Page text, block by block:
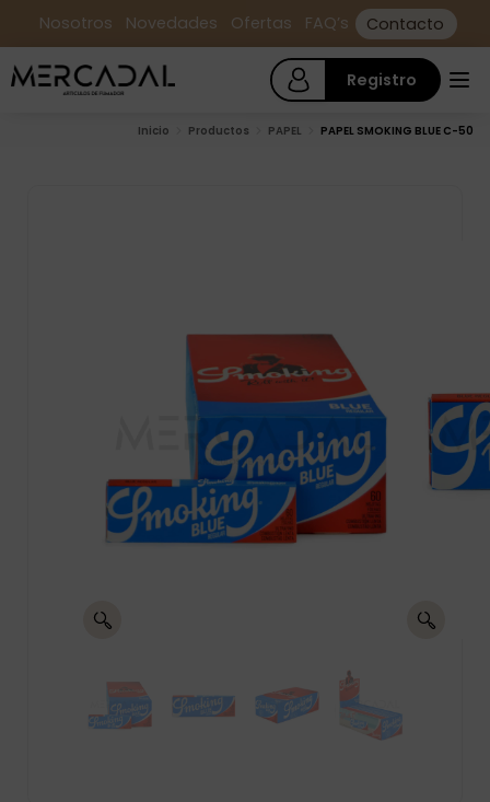
Nosotros Novedades Ofertas FAQ’s Contacto
Registro
Inicio Productos PAPEL PAPEL SMOKING BLUE C-50